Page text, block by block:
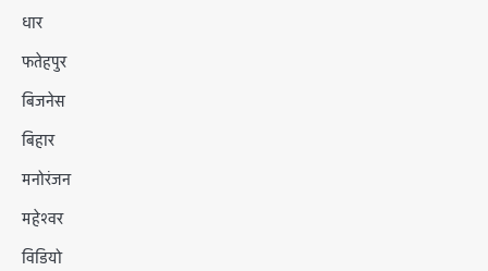
धार
फतेहपुर
बिजनेस
बिहार
मनोरंजन
महेश्वर
विडियो